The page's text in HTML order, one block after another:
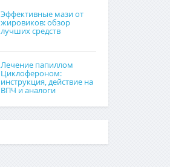
Эффективные мази от
жировиков: обзор
лучших средств
Лечение папиллом
Циклофероном:
инструкция, действие на
ВПЧ и аналоги